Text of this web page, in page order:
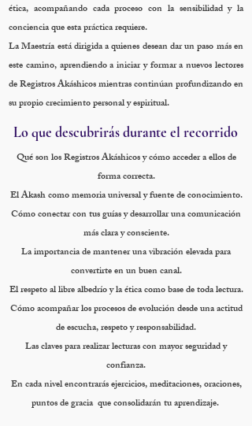
ética, acompañando cada proceso con la sensibilidad y la
conciencia que esta práctica requiere.
La Maestría está dirigida a quienes desean dar un paso más en
este camino, aprendiendo a iniciar y formar a nuevos lectores
de Registros Akáshicos mientras continúan profundizando en
su propio crecimiento personal y espiritual.
Lo que descubrirás durante el recorrido
Qué son los Registros Akáshicos y cómo acceder a ellos de
forma correcta.
El Akash como memoria universal y fuente de conocimiento.
Cómo conectar con tus guías y desarrollar una comunicación
más clara y consciente.
La importancia de mantener una vibración elevada para
convertirte en un buen canal.
El respeto al libre albedrío y la ética como base de toda lectura.
Cómo acompañar los procesos de evolución desde una actitud
de escucha, respeto y responsabilidad.
Las claves para realizar lecturas con mayor seguridad y
confianza.
En cada nivel encontrarás ejercicios, meditaciones, oraciones,
puntos de gracia que consolidarán tu aprendizaje.